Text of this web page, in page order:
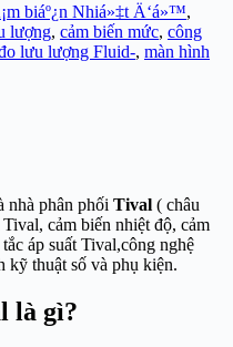
biáº¿n Nhiá»‡t Ä‘á»™,
lượng, cảm biến mức, công
lưu lượng Fluid-, màn hình
nhà phân phối Tival ( châu
cảm biến nhiệt độ, cảm
áp suất Tival,công nghệ
thuật số và phụ kiện.
là gì?